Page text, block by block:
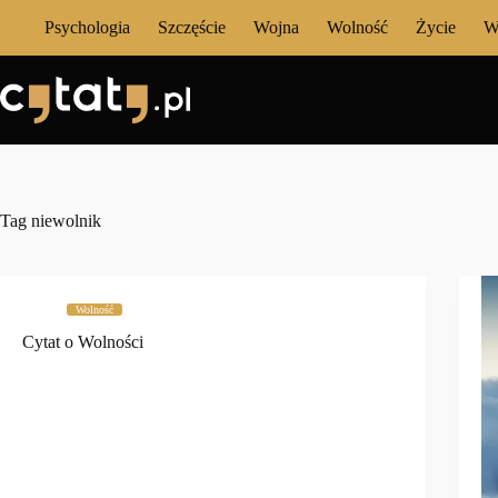
Psychologia Szczęście Wojna Wolność Życie
Tag niewolnik
Wolność
Cytat o Wolności